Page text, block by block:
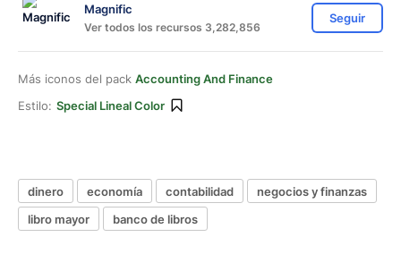
Magnific
Ver todos los recursos 3,282,856
Seguir
Más iconos del pack Accounting And Finance
Estilo: Special Lineal Color
dinero economía contabilidad
negocios y finanzas
libro mayor
banco de libros